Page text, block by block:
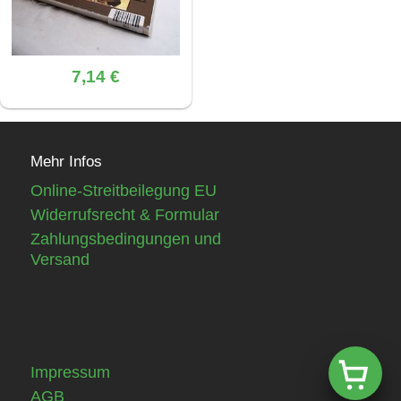
7,14 €
Mehr Infos
Online-Streitbeilegung EU
Widerrufsrecht & Formular
Zahlungsbedingungen und
Versand
Impressum
AGB